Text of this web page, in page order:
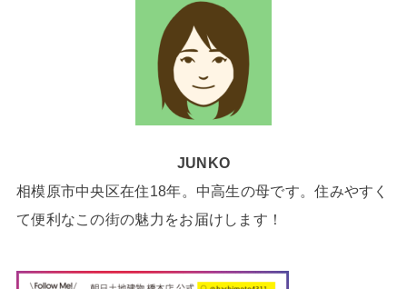
JUNKO
相模原市中央区在住18年。中高生の母です。住みやすく
て便利なこの街の魅力をお届けします！